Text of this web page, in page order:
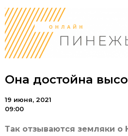
Она достойна
19 июня, 2021
09:00
Так отзываются земляки о